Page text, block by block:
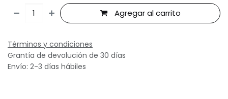
Agregar al carrito
Términos y condiciones
Grantía de devolución de 30 días
Envío: 2-3 días hábiles